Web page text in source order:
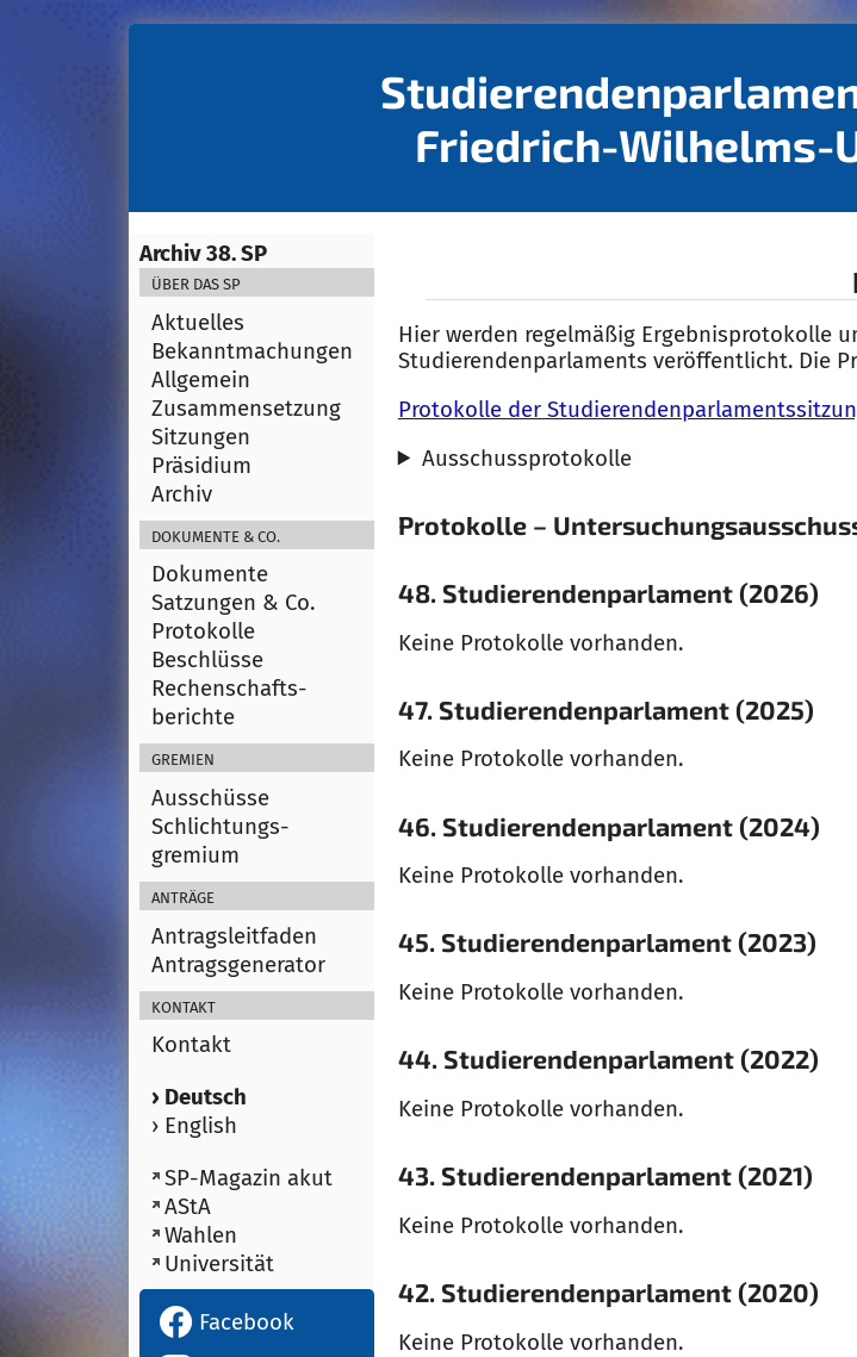
Friedrich-Wilhelms-
Archiv 38. SP
Über das SP
Aktuelles
Bekanntmachungen
Allgemein
Zusammensetzung
Sitzungen
Präsidium
Archiv
Dokumente & Co.
Dokumente
Satzungen & Co.
Protokolle
Beschlüsse
Rechenschafts­
berichte
Gremien
Ausschüsse
Schlichtungs­
gremium
Anträge
Antragsleitfaden
Antragsgenerator
Kontakt
Kontakt
› Deutsch
› English
SP-Magazin akut
AStA
Wahlen
Universität
Facebook
Hier werden regelmäßig Ergebnisprotokolle
Studierendenparlaments veröffentlicht. Die
Protokolle der
Ausschussprotokolle
Protokolle –
48. Studierendenparlament (2026)
Keine Protokolle vorhanden.
47. Studierendenparlament (2025)
Keine Protokolle vorhanden.
46. Studierendenparlament (2024)
Keine Protokolle vorhanden.
45. Studierendenparlament (2023)
Keine Protokolle vorhanden.
44. Studierendenparlament (2022)
Keine Protokolle vorhanden.
43. Studierendenparlament (2021)
Keine Protokolle vorhanden.
42. Studierendenparlament (2020)
Keine Protokolle vorhanden.